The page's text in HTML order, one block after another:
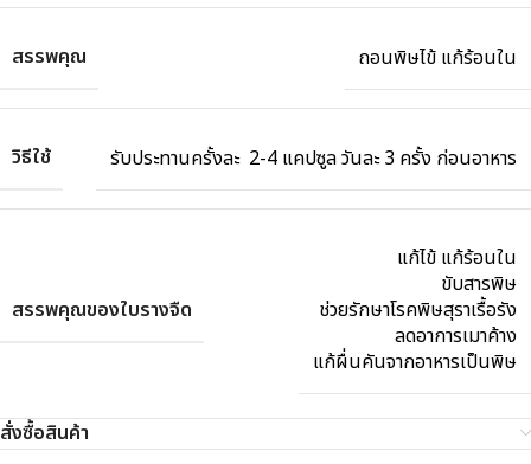
สรรพคุณ ถอนพิษไข้ แก้ร้อนใน
วิธีใช้ รับประทานครั้งละ 2-4 แคปซูล วันละ 3 ครั้ง ก่อนอาหาร
สรรพคุณของใบรางจืด
แก้ไข้ แก้ร้อนใน
ขับสารพิษ
ช่วยรักษาโรคพิษสุราเรื้อรัง
ลดอาการเมาค้าง
แก้ผื่นคันจากอาหารเป็นพิษ
สั่งซื้อสินค้า